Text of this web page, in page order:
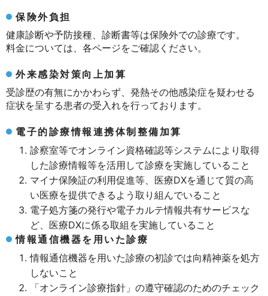
保険外負担
健康診断や予防接種、診断書等は保険外での診療です。
料金については、各ページをご確認ください。
外来感染対策向上加算
受診歴の有無にかかわらず、発熱その他感染症を疑わせる
症状を呈する患者の受入れを行っております。
電子的診療情報連携体制整備加算
診察室等でオンライン資格確認等システムにより取得
した診療情報等を活用して診療を実施していること
マイナ保険証の利用促進等、医療DXを通じて質の高
い医療を提供できるよう取り組んでいること
電子処方箋の発行や電子カルテ情報共有サービスな
ど、医療DXに係る取組を実施していること
情報通信機器を用いた診療
情報通信機器を用いた診療の初診では向精神薬を処方
しないこと
「オンライン診療指針」の遵守確認のためのチェック